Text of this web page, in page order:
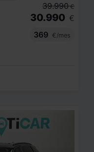
39.990 €
30.990 €
369
€/mes